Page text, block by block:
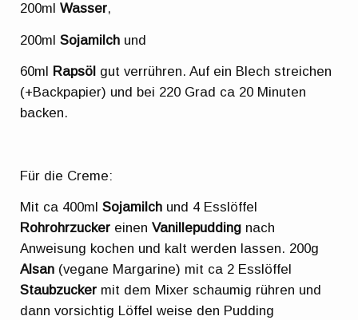
200mlWasser,
200mlSojamilch und
60ml Rapsöl gut verrühren. Auf ein Blech streichen
(+Backpapier) und bei 220 Grad ca 20 Minuten
backen.
Für die Creme:
Mit ca 400mlSojamilch und 4 Esslöffel
Rohrohrzucker einenVanillepudding nach
Anweisung kochen und kalt werden lassen. 200g
Alsan (vegane Margarine) mit ca 2 Esslöffel
Staubzucker mit dem Mixer schaumig rühren und
dann vorsichtig Löffel weise den Pudding